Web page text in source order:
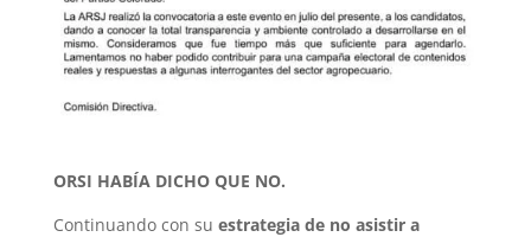
ORSI HABÍA DICHO QUE NO.
Continuando con su estrategia de no asistir a